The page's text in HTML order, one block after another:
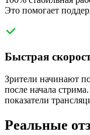
Это помогает
Быстрая
Зрители начинают
после начала
показатели
Реальные